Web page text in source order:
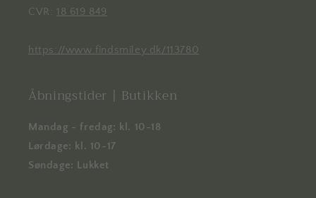
CVR: 18 619 849
https://www.findsmiley.dk/113780
Åbningstider | Butikken
Mandag - fredag: kl. 10-18
Lørdage: kl. 10-17
Søndage: Lukket